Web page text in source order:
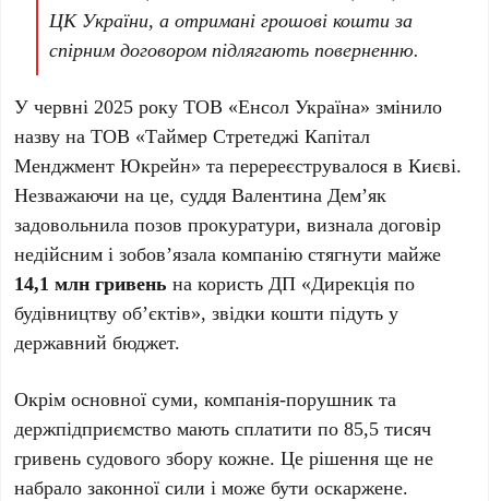
ЦК України, а отримані грошові кошти за
спірним договором підлягають поверненню.
У червні 2025 року ТОВ «Енсол Україна» змінило
назву на ТОВ «Таймер Стретеджі Капітал
Менджмент Юкрейн» та перереєструвалося в Києві.
Незважаючи на це, суддя Валентина Дем’як
задовольнила позов прокуратури, визнала договір
недійсним і зобов’язала компанію стягнути майже
14,1 млн гривень на користь ДП «Дирекція по
будівництву об’єктів», звідки кошти підуть у
державний бюджет.
Окрім основної суми, компанія-порушник та
держпідприємство мають сплатити по 85,5 тисяч
гривень судового збору кожне. Це рішення ще не
набрало законної сили і може бути оскаржене.